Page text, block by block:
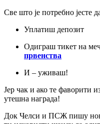
Све што је потребно јесте
Уплатиш депозит
Одиграш тикет на
првенства
И – уживаш!
Јер чак и ако те фаворити
утешна награда!
Док Челси и ПСЖ пишу